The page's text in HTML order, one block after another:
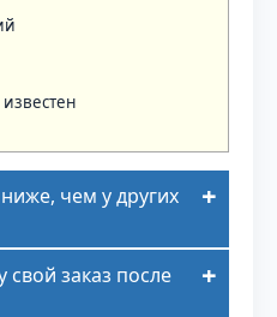
чем у других
свой заказ после